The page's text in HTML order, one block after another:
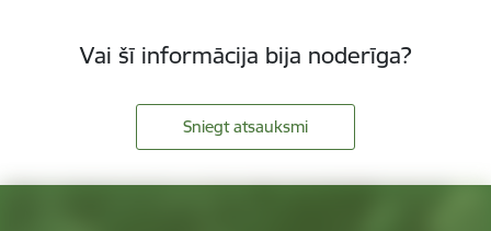
Vai šī informācija bija noderīga?
Sniegt atsauksmi